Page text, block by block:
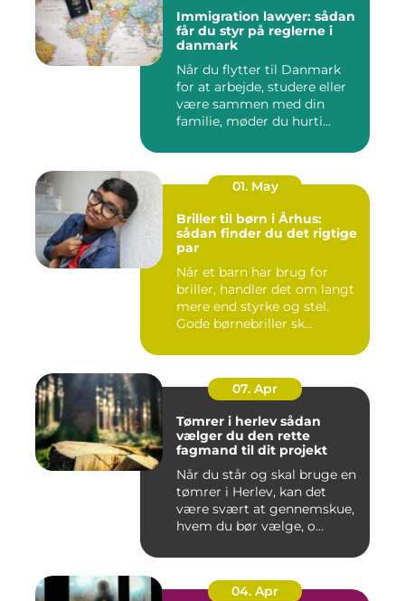
Immigration lawyer: sådan
får du styr på reglerne i
danmark
Når du flytter til Danmark
for at arbejde, studere eller
være sammen med din
familie, møder du hurti...
01. May
Briller til børn i Århus:
sådan finder du det rigtige
par
Når et barn har brug for
briller, handler det om langt
mere end styrke og stel.
Gode børnebriller sk...
07. Apr
Tømrer i herlev sådan
vælger du den rette
fagmand til dit projekt
Når du står og skal bruge en
tømrer i Herlev, kan det
være svært at gennemskue,
hvem du bør vælge, o...
04. Apr